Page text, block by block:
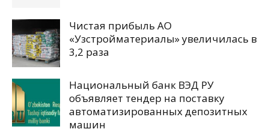
Чистая прибыль АО
«Узстройматериалы» увеличилась в
3,2 раза
Национальный банк ВЭД РУ
объявляет тендер на поставку
автоматизированных депозитных
машин